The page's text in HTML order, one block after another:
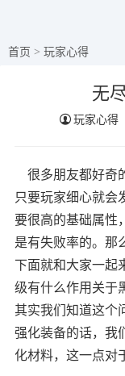
首页 > 玩家心得
无
玩家心得
很多朋友都好奇
只要玩家细心就会
要很高的基础属性
是有失败率的。那
下面就和大家一起
级有什么作用关于
其实我们知道这个
强化装备的话，我
化材料，这一点对